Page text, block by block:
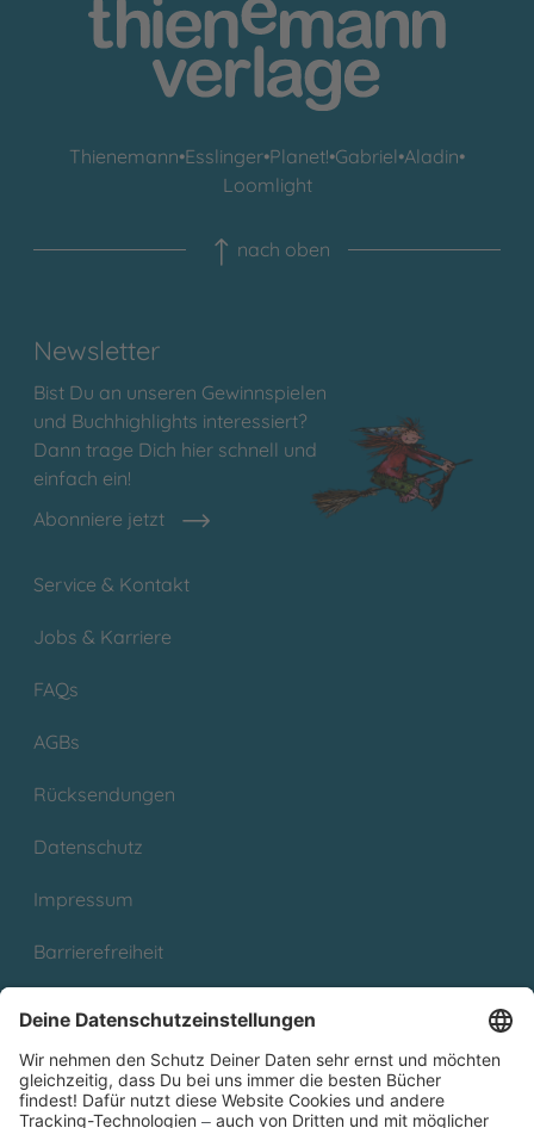
Thienemann•Esslinger•Planet!•Gabriel•Aladin•
Loomlight
nach oben
Newsletter
Bist Du an unseren Gewinnspielen
und Buchhighlights interessiert?
Dann trage Dich hier schnell und
einfach ein!
Abonniere jetzt
Service & Kontakt
Jobs & Karriere
FAQs
AGBs
Rücksendungen
Datenschutz
Impressum
Barrierefreiheit
Partnerprogramm (Affiliate)